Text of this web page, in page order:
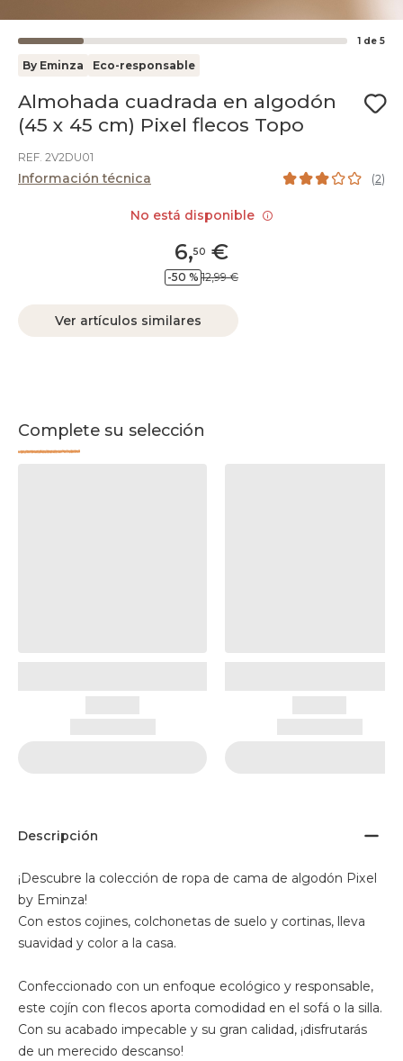
1 de 5
By Eminza Eco-responsable
Almohada cuadrada en algodón
(45 x 45 cm) Pixel flecos Topo
REF. 2V2DU01
Información técnica (2)
6,50 €
-50 % 12,99 €
Ver artículos similares
Complete su selección
Descripción
¡Descubre la colección de ropa de cama de algodón Pixel
by Eminza!
Con estos cojines, colchonetas de suelo y cortinas, lleva
suavidad y color a la casa.
Confeccionado con un enfoque ecológico y responsable,
este cojín con flecos aporta comodidad en el sofá o la silla.
Con su acabado impecable y su gran calidad, ¡disfrutarás
de un merecido descanso!